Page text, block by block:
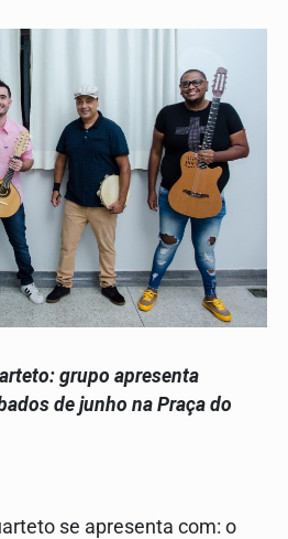
grupo apresenta
de junho na Praça do
se apresenta com: o